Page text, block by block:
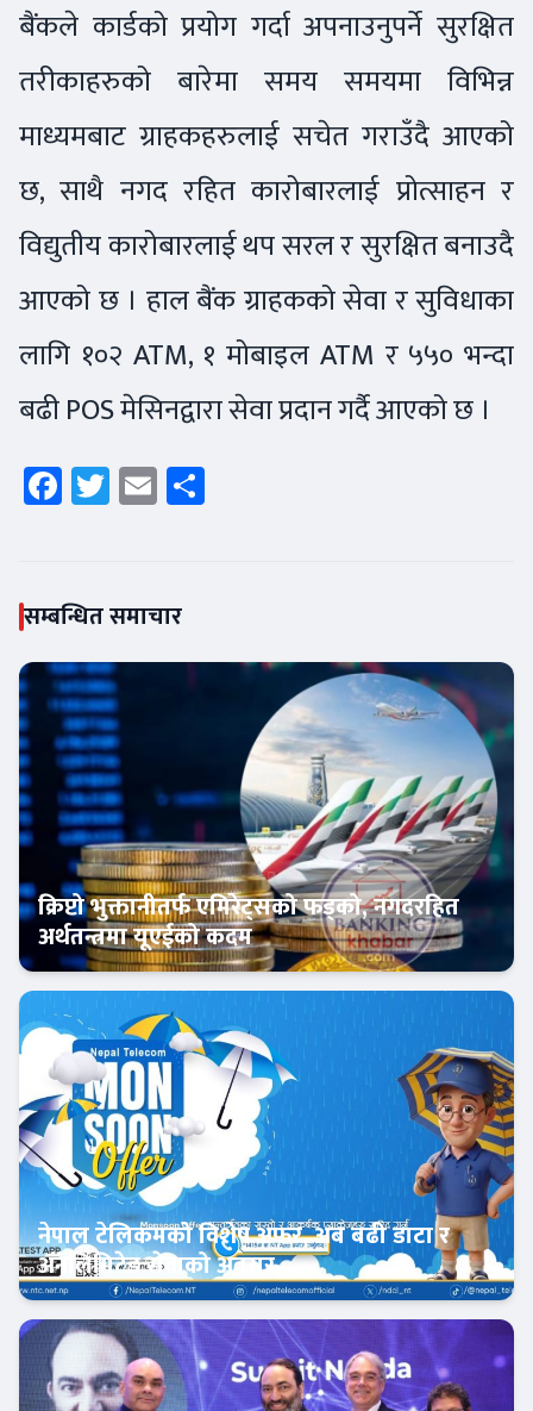
बैंकले कार्डको प्रयोग गर्दा अपनाउनुपर्ने सुरक्षित
तरीकाहरुको बारेमा समय समयमा विभिन्न
माध्यमबाट ग्राहकहरुलाई सचेत गराउँदै आएको
छ, साथै नगद रहित कारोबारलाई प्रोत्साहन र
विद्युतीय कारोबारलाई थप सरल र सुरक्षित बनाउदै
आएको छ । हाल बैंक ग्राहकको सेवा र सुविधाका
लागि १०२ ATM, १ मोबाइल ATM र ५५० भन्दा
बढी POS मेसिनद्वारा सेवा प्रदान गर्दै आएको छ ।
Facebook
Twitter
Email
सम्बन्धित समाचार
क्रिप्टो भुक्तानीतर्फ एमिरेट्सको फड्को, नगदरहित
अर्थतन्त्रमा यूएईको कदम
फिन–टेक
नेपाल टेलिकमको विशेष अफर, अब बढी डाटा र
अनलिमिटेड सेवाको अवसर